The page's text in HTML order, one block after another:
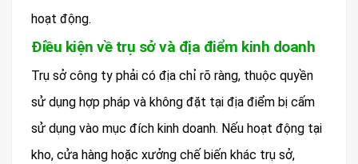
hoạt động.
Điều kiện về trụ sở và địa điểm kinh doanh
Trụ sở công ty phải có địa chỉ rõ ràng, thuộc quyền
sử dụng hợp pháp và không đặt tại địa điểm bị cấm
sử dụng vào mục đích kinh doanh. Nếu hoạt động tại
kho, cửa hàng hoặc xưởng chế biến khác trụ sở,